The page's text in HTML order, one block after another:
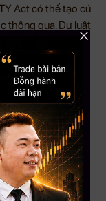
Act có thể tạo cú
thông qua. Dự luật
hơn cho tài sản số,
sức cạnh tranh
giai đoạn biến
dầu và dòng tiền
là giai đoạn nhiều
nếu dòng tiền và